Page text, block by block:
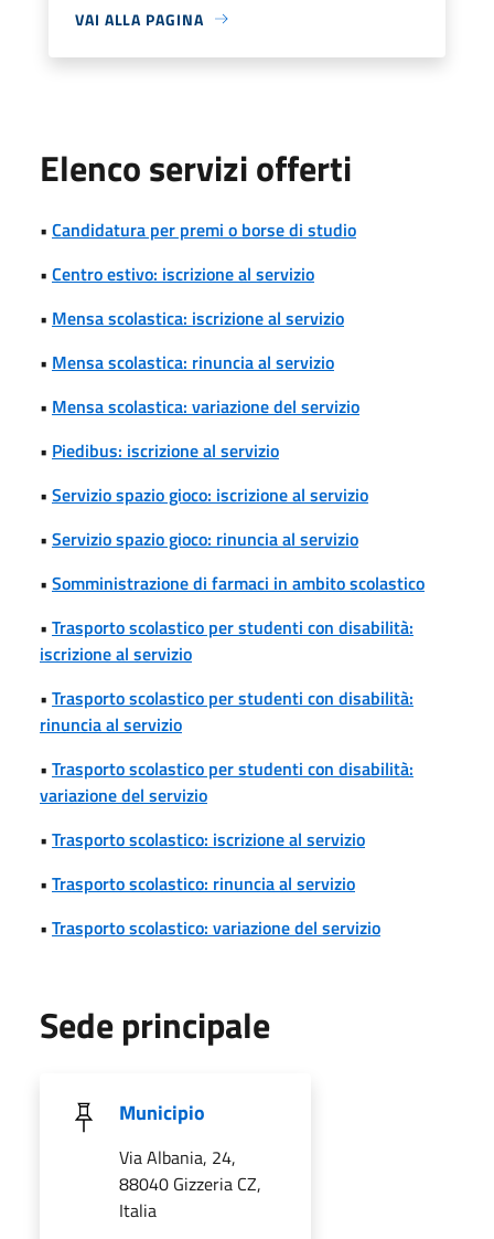
VAI ALLA PAGINA
Elenco servizi offerti
• Candidatura per premi o borse di studio
• Centro estivo: iscrizione al servizio
• Mensa scolastica: iscrizione al servizio
• Mensa scolastica: rinuncia al servizio
• Mensa scolastica: variazione del servizio
• Piedibus: iscrizione al servizio
• Servizio spazio gioco: iscrizione al servizio
• Servizio spazio gioco: rinuncia al servizio
• Somministrazione di farmaci in ambito scolastico
• Trasporto scolastico per studenti con disabilità:
iscrizione al servizio
• Trasporto scolastico per studenti con disabilità:
rinuncia al servizio
• Trasporto scolastico per studenti con disabilità:
variazione del servizio
• Trasporto scolastico: iscrizione al servizio
• Trasporto scolastico: rinuncia al servizio
• Trasporto scolastico: variazione del servizio
Sede principale
Municipio
Via Albania, 24,
88040 Gizzeria CZ,
Italia